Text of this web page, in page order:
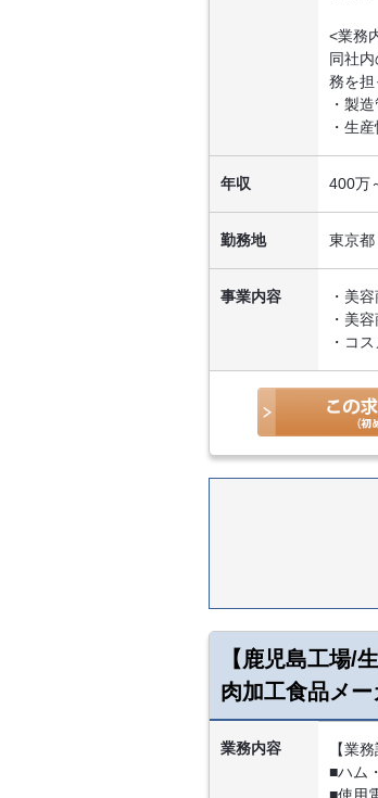
<業務
同社
務を担
・製
・生
年収 400万
勤務地 東京都
事業内容
・美
・美
・コ
【鹿児島工場/
肉加工食品メー
業務内容
【業
■ハム